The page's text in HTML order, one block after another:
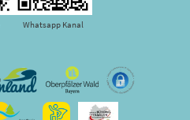
Whatsapp Kanal